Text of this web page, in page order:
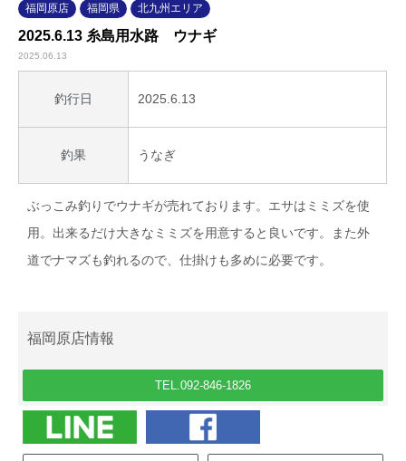
福岡原店 福岡県 北九州エリア
2025.6.13 糸島用水路 ウナギ
2025.06.13
釣行日 2025.6.13
釣果 うなぎ
ぶっこみ釣りでウナギが売れております。エサはミミズを使
用。出来るだけ大きなミミズを用意すると良いです。また外
道でナマズも釣れるので、仕掛けも多めに必要です。
福岡原店情報
TEL.092-846-1826